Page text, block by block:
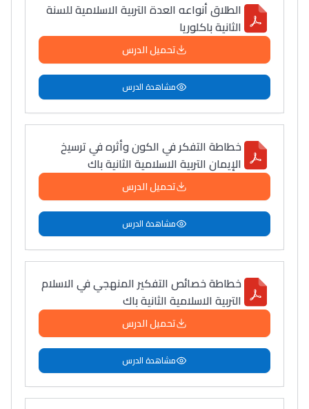
الطلاق أنواعه العدة التربية الاسلامية للسنة
الثانية باكلوريا
تحميل الدرس
مشاهدة الدرس
خطاطة التفكر في الكون وأثره في ترسيخ
الإيمان التربية الاسلامية الثانية باك
تحميل الدرس
مشاهدة الدرس
خطاطة خصائص التفكير المنهجي في الاسلام
التربية الاسلامية الثانية باك
تحميل الدرس
مشاهدة الدرس